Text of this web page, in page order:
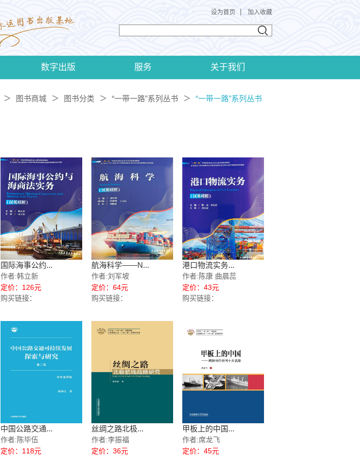
设为首页 加入收藏
数字出版 服务 关于我们
＞ 图书商城 ＞ 图书分类 ＞ “一带一路”系列丛书 ＞ “一带一路”系列丛书
国际海事公约...
作者:韩立新
定价：126元
购买链接：
航海科学——N...
作者:刘军坡
定价：64元
购买链接：
港口物流实务...
作者:陈康 曲晨蕊
定价：43元
购买链接：
中国公路交通...
作者:陈毕伍
定价：118元
丝绸之路北极...
作者:李振福
定价：36元
甲板上的中国...
作者:席龙飞
定价：45元